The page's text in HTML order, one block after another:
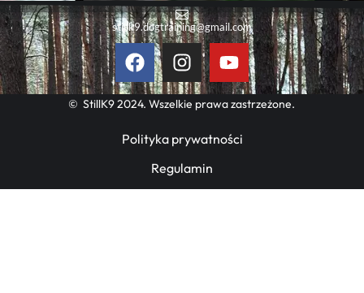
stillk9.dogtraining@gmail.com
© StillK9 2024. Wszelkie prawa zastrzeżone.
Polityka prywatności
Regulamin